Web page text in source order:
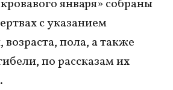
января» собраны
с указанием
пола, а также
по рассказам их